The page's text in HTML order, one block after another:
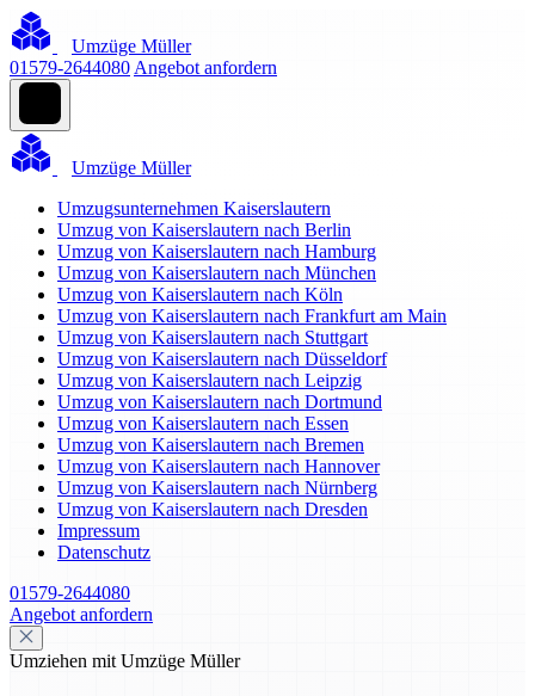
Umzüge Müller
01579-2644080 Angebot anfordern
Umzüge Müller
Umzugsunternehmen Kaiserslautern
Umzug von Kaiserslautern nach Berlin
Umzug von Kaiserslautern nach Hamburg
Umzug von Kaiserslautern nach München
Umzug von Kaiserslautern nach Köln
Umzug von Kaiserslautern nach Frankfurt am Main
Umzug von Kaiserslautern nach Stuttgart
Umzug von Kaiserslautern nach Düsseldorf
Umzug von Kaiserslautern nach Leipzig
Umzug von Kaiserslautern nach Dortmund
Umzug von Kaiserslautern nach Essen
Umzug von Kaiserslautern nach Bremen
Umzug von Kaiserslautern nach Hannover
Umzug von Kaiserslautern nach Nürnberg
Umzug von Kaiserslautern nach Dresden
Impressum
Datenschutz
01579-2644080
Angebot anfordern
Umziehen mit Umzüge Müller